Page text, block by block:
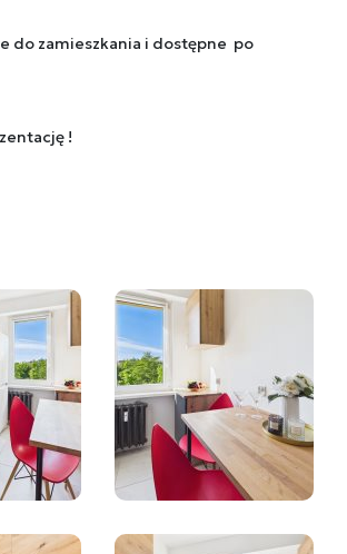
do zamieszkania i dostępne po
!